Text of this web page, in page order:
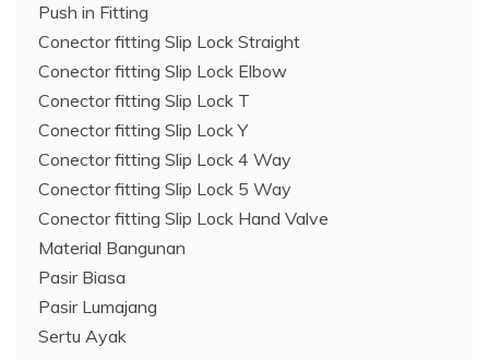
Push in Fitting
Conector fitting Slip Lock Straight
Conector fitting Slip Lock Elbow
Conector fitting Slip Lock T
Conector fitting Slip Lock Y
Conector fitting Slip Lock 4 Way
Conector fitting Slip Lock 5 Way
Conector fitting Slip Lock Hand Valve
Material Bangunan
Pasir Biasa
Pasir Lumajang
Sertu Ayak